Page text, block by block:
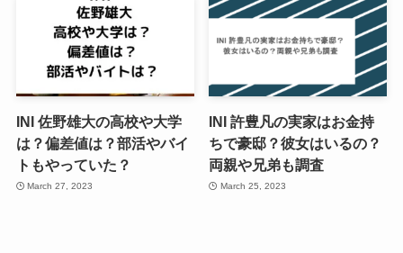
INI 佐野雄大の高校や大学
は？偏差値は？部活やバイ
トもやっていた？
March 27, 2023
INI 許豊凡の実家はお金持
ちで豪邸？彼女はいるの？
両親や兄弟も調査
March 25, 2023